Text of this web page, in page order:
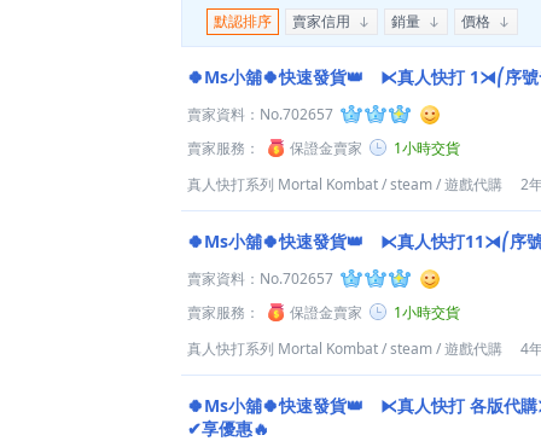
默認排序 賣家信用 銷量 價格
🍀Ms小舖🍀快速發貨👑 ⧔真人快打 1⧕⎛序號
賣家資料： No.702657
賣家服務：
保證金賣家
1小時交貨
真人快打系列 Mortal Kombat/steam/遊戲代購 2
🍀Ms小舖🍀快速發貨👑 ⧔真人快打11⧕⎛序
賣家資料： No.702657
賣家服務：
保證金賣家
1小時交貨
真人快打系列 Mortal Kombat/steam/遊戲代購 4
🍀Ms小舖🍀快速發貨👑 ⧔真人快打 各版代
✔享優惠🔥